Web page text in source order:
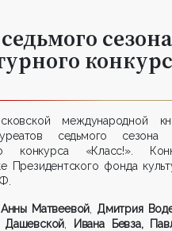
сезона
международной
седьмого сезона
конкурса «Класс!».
Президентского фонда
Анны Матвеевой
Дмитрия
Ивана Бевза,